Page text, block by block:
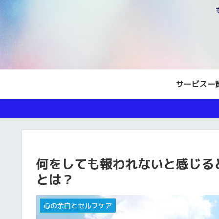
サービス一
何をしても報われないと感じ
とは？
心の余白とセルフケア